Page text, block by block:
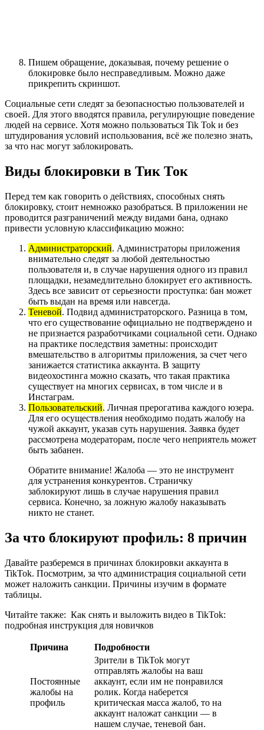
Пишем обращение, доказывая, почему решение о
блокировке было несправедливым. Можно даже
прикрепить скриншот.
Социальные сети следят за безопасностью пользователей и
своей. Для этого вводятся правила, регулирующие поведение
людей на сервисе. Хотя можно пользоваться Tik Tok и без
штудирования условий использования, всё же полезно знать,
за что нас могут заблокировать.
Виды блокировки в Тик Ток
Перед тем как говорить о действиях, способных снять
блокировку, стоит немножко разобраться. В приложении не
проводится разграничений между видами бана, однако
привести условную классификацию можно:
Администраторский. Администраторы приложения
внимательно следят за любой деятельностью
пользователя и, в случае нарушения одного из правил
площадки, незамедлительно блокирует его активность.
Здесь все зависит от серьезности проступка: бан может
быть выдан на время или навсегда.
Теневой. Подвид администраторского. Разница в том,
что его существование официально не подтверждено и
не признается разработчиками социальной сети. Однако
на практике последствия заметны: происходит
вмешательство в алгоритмы приложения, за счет чего
занижается статистика аккаунта. В защиту
видеохостинга можно сказать, что такая практика
существует на многих сервисах, в том числе и в
Инстаграм.
Пользовательский. Личная прерогатива каждого юзера.
Для его осуществления необходимо подать жалобу на
чужой аккаунт, указав суть нарушения. Заявка будет
рассмотрена модераторам, после чего неприятель может
быть забанен.
Обратите внимание! Жалоба — это не инструмент
для устранения конкурентов. Страничку
заблокируют лишь в случае нарушения правил
сервиса. Конечно, за ложную жалобу наказывать
никто не станет.
За что блокируют профиль: 8 причин
Давайте разберемся в причинах блокировки аккаунта в
TikTok. Посмотрим, за что администрация социальной сети
может наложить санкции. Причины изучим в формате
таблицы.
Читайте также: Как снять и выложить видео в TikTok:
подробная инструкция для новичков
Причина Подробности
Постоянные
жалобы на
профиль
Зрители в TikTok могут
отправлять жалобы на ваш
аккаунт, если им не понравился
ролик. Когда наберется
критическая масса жалоб, то на
аккаунт наложат санкции — в
нашем случае, теневой бан.